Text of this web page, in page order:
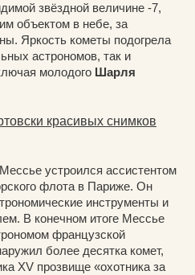
звёздной величине -7,
объектом в небе, за
Яркость кометы подогрела
астрономов, так и
молодого Шарля
красивых снимков
устроился ассистентом
флота в Париже. Он
инструменты и
В конечном итоге Мессье
французской
более десятка комет,
XV прозвище «охотника за